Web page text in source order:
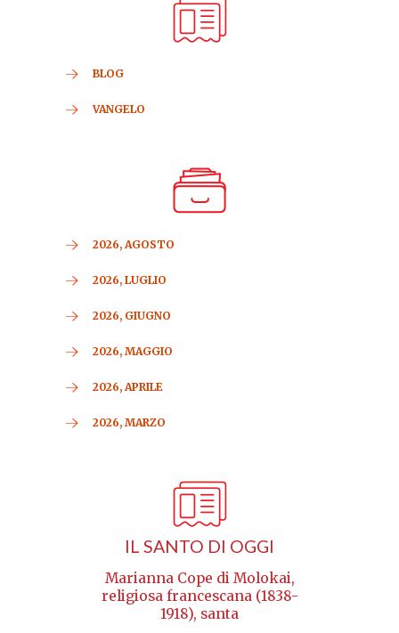
BLOG
VANGELO
2026, AGOSTO
2026, LUGLIO
2026, GIUGNO
2026, MAGGIO
2026, APRILE
2026, MARZO
IL SANTO DI OGGI
Marianna Cope di Molokai,
religiosa francescana (1838-
1918), santa